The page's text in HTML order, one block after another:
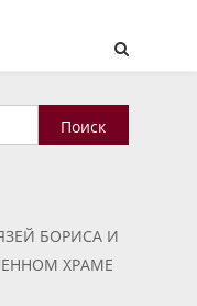
Найти:
БОРИСА И
ХРАМЕ